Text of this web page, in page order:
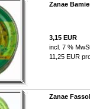
Zanae
3,15 EUR
incl. 7 %
11,25 EUR
Zanae